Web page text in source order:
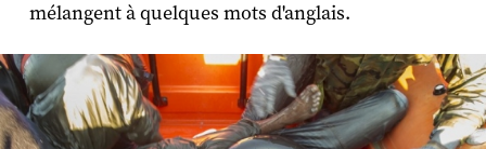
mélangent à quelques mots d'anglais.